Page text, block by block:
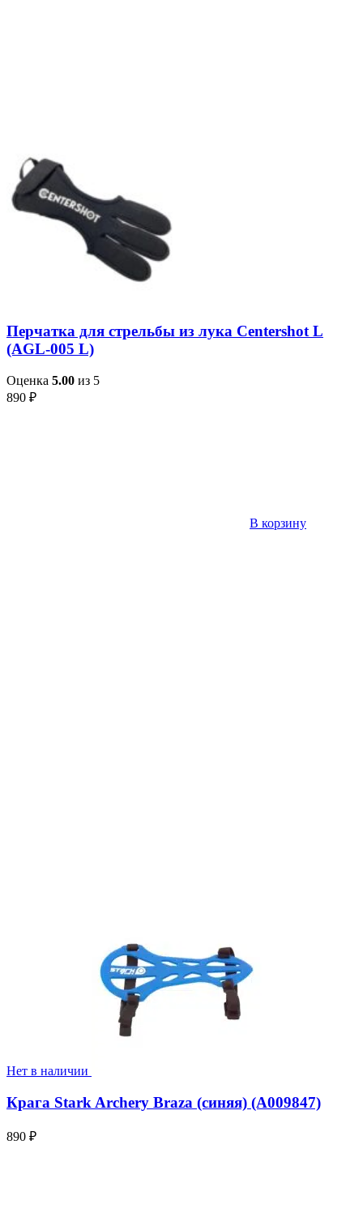
Перчатка для стрельбы из лука Centershot L
(AGL-005 L)
Оценка 5.00 из 5
890 ₽
В корзину
Нет в наличии
Крага Stark Archery Braza (синяя) (A009847)
890 ₽